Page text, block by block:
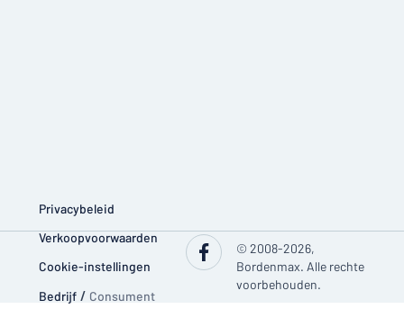
Privacybeleid
Verkoopvoorwaarden
Cookie-instellingen
Bedrijf / Consument
© 2008-2026,
Bordenmax. Alle rechte
voorbehouden.